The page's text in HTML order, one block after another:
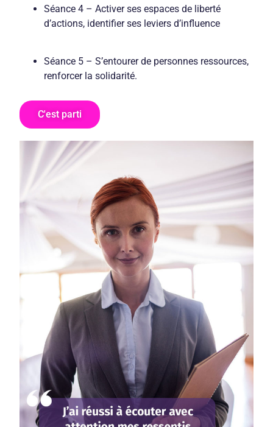
Séance 4 – Activer ses espaces de liberté
d’actions, identifier ses leviers d’influence
Séance 5 – S’entourer de personnes ressources,
renforcer la solidarité.
C'est parti